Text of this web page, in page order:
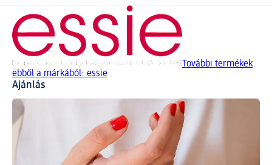
További termékek
ebből a márkából: essie
Ajánlás